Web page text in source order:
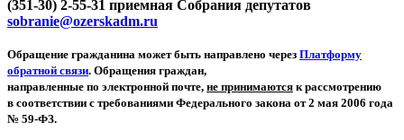
(351-30) 2-55-31 приемная Собрания депутатов
sobranie@ozerskadm.ru
Обращение гражданина может быть направлено через Платформу
обратной связи. Обращения граждан,
направленные по электронной почте, не принимаются к рассмотрению
в соответствии с требованиями Федерального закона от 2 мая 2006 года
№ 59-ФЗ.